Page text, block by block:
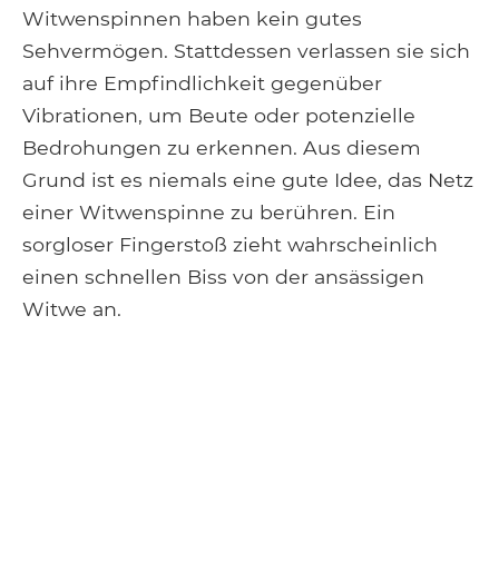
Witwenspinnen haben kein gutes
Sehvermögen. Stattdessen verlassen sie sich
auf ihre Empfindlichkeit gegenüber
Vibrationen, um Beute oder potenzielle
Bedrohungen zu erkennen. Aus diesem
Grund ist es niemals eine gute Idee, das Netz
einer Witwenspinne zu berühren. Ein
sorgloser Fingerstoß zieht wahrscheinlich
einen schnellen Biss von der ansässigen
Witwe an.